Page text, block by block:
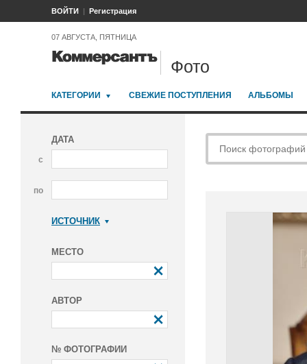
ВОЙТИ Регистрация
07 АВГУСТА, ПЯТНИЦА
Фото
КАТЕГОРИИ СВЕЖИЕ ПОСТУПЛЕНИЯ АЛЬБОМЫ
ДАТА
с
по
ИСТОЧНИК
МЕСТО
АВТОР
№ ФОТОГРАФИИ